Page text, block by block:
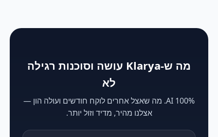
מה ש-Klarya עושה וסוכנות רגילה
לא
100% AI. מה שאצל אחרים לוקח חודשים ועולה הון —
אצלנו מהיר, מדיד וזול יותר.